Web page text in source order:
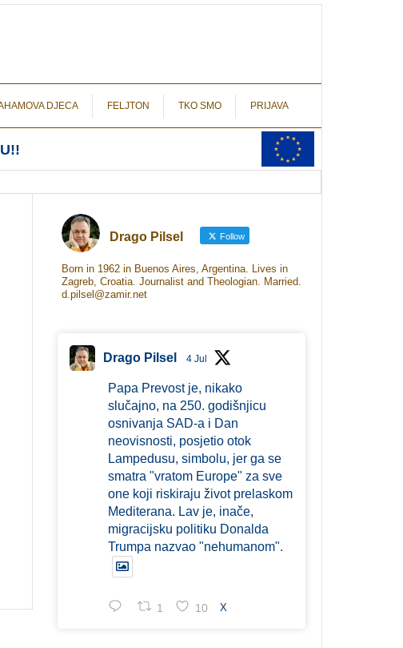
DJECA FELJTON TKO SMO PRIJAVA
Drago Pilsel Follow
Born in 1962 in Buenos Aires, Argentina. Lives in
Zagreb, Croatia. Journalist and Theologian. Married.
d.pilsel@zamir.net
Drago Pilsel 4 Jul
Papa Prevost je, nikako
slučajno, na 250. godišnjicu
osnivanja SAD-a i Dan
neovisnosti, posjetio otok
Lampedusu, simbolu, jer ga se
smatra "vratom Europe" za sve
one koji riskiraju život prelaskom
Mediterana. Lav je, inače,
migracijsku politiku Donalda
Trumpa nazvao "nehumanom".
1 10 X